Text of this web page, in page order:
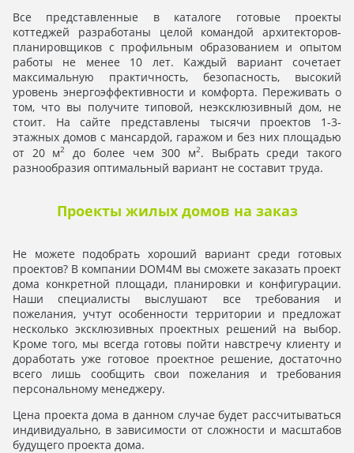
Все представленные в каталоге готовые проекты
коттеджей разработаны целой командой архитекторов-
планировщиков с профильным образованием и опытом
работы не менее 10 лет. Каждый вариант сочетает
максимальную практичность, безопасность, высокий
уровень энергоэффективности и комфорта. Переживать о
том, что вы получите типовой, неэксклюзивный дом, не
стоит. На сайте представлены тысячи проектов 1-3-
этажных домов с мансардой, гаражом и без них площадью
от 20 м2 до более чем 300 м2. Выбрать среди такого
разнообразия оптимальный вариант не составит труда.
Проекты жилых домов на заказ
Не можете подобрать хороший вариант среди готовых
проектов? В компании DOM4M вы сможете заказать проект
дома конкретной площади, планировки и конфигурации.
Наши специалисты выслушают все требования и
пожелания, учтут особенности территории и предложат
несколько эксклюзивных проектных решений на выбор.
Кроме того, мы всегда готовы пойти навстречу клиенту и
доработать уже готовое проектное решение, достаточно
всего лишь сообщить свои пожелания и требования
персональному менеджеру.
Цена проекта дома в данном случае будет рассчитываться
индивидуально, в зависимости от сложности и масштабов
будущего проекта дома.